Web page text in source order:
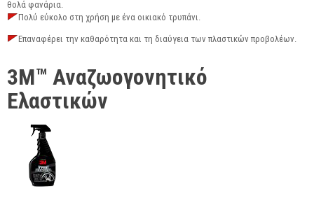
θολά φανάρια.
Πολύ εύκολο στη χρήση με ένα οικιακό τρυπάνι.
Επαναφέρει την καθαρότητα και τη διαύγεια των πλαστικών προβολέων.
3M™ Αναζωογονητικό
Ελαστικών